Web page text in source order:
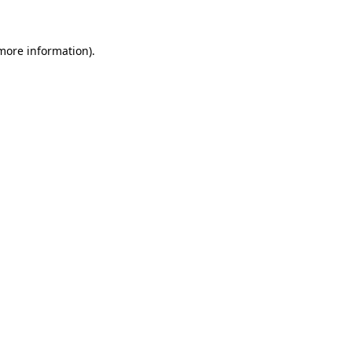
information).